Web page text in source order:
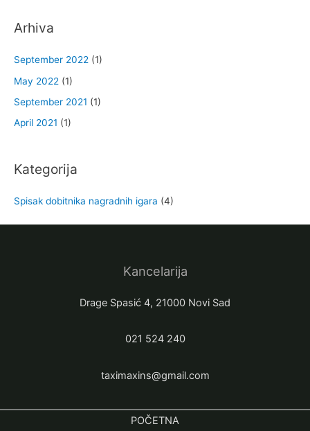
Arhiva
September 2022 (1)
May 2022 (1)
September 2021 (1)
April 2021 (1)
Kategorija
Spisak dobitnika nagradnih igara (4)
Kancelarija
Drage Spasić 4, 21000 Novi Sad
021 524 240
taximaxins@gmail.com
POČETNA